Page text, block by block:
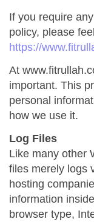
If you require
policy, please
https://
At
important. This
personal
how we use it.
Log Files
Like many other
files merely logs
hosting
information
browser type,